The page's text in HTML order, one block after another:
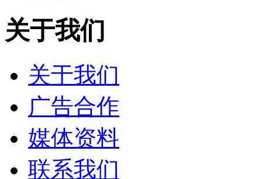
关于我们
关于我们
广告合作
媒体资料
联系我们